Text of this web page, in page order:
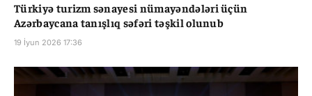
Türkiyə turizm sənayesi nümayəndələri üçün
Azərbaycana tanışlıq səfəri təşkil olunub
19 İyun 2026 17:36